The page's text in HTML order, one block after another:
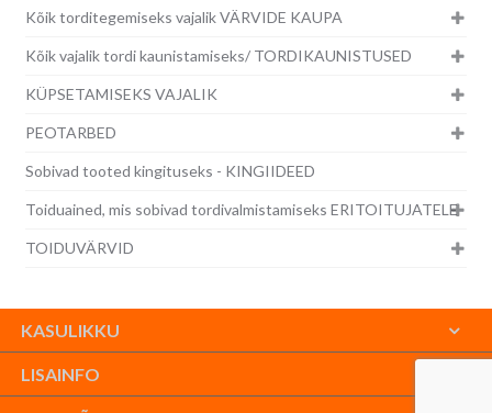
Kõik torditegemiseks vajalik VÄRVIDE KAUPA
Kõik vajalik tordi kaunistamiseks/ TORDIKAUNISTUSED
KÜPSETAMISEKS VAJALIK
PEOTARBED
Sobivad tooted kingituseks - KINGIIDEED
Toiduained, mis sobivad tordivalmistamiseks ERITOITUJATELE
TOIDUVÄRVID
KASULIKKU
LISAINFO